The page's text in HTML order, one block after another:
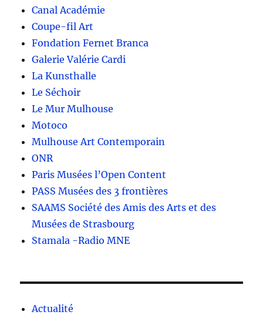
Canal Académie
Coupe-fil Art
Fondation Fernet Branca
Galerie Valérie Cardi
La Kunsthalle
Le Séchoir
Le Mur Mulhouse
Motoco
Mulhouse Art Contemporain
ONR
Paris Musées l’Open Content
PASS Musées des 3 frontières
SAAMS Société des Amis des Arts et des
Musées de Strasbourg
Stamala -Radio MNE
Actualité